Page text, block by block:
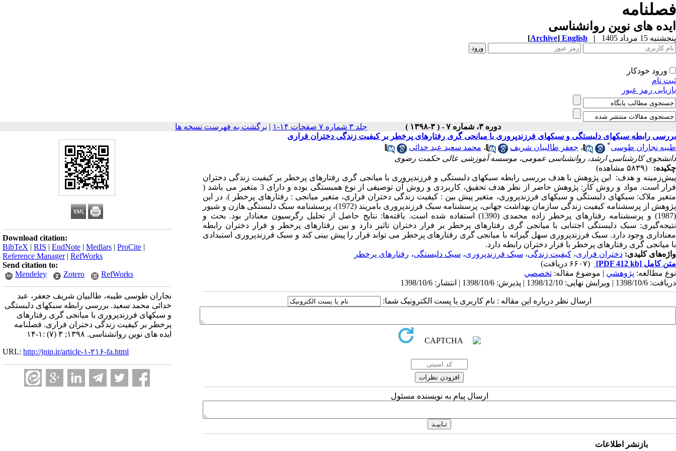
فصلنامه
ایده های نوین روانشناسی
پنجشنبه 15 مرداد 1405 |
English
[Archive]
ورود خودکار
ثبت نام
بازیابی رمز عبور
دوره ۳، شماره ۷ - ( ۳-۱۳۹۸ ) جلد ۳ شماره ۷ صفحات ۱۴-۱ | برگشت به فهرست نسخه ها
Download citation:
BibTeX | RIS | EndNote | Medlars | ProCite |
Reference Manager| RefWorks
Send citation to:
Mendeley
Zotero RefWorks
نجاران طوسی طیبه، طالبیان شریف جعفر، عبد
خدائی محمد سعید. بررسی رابطه سبکهای دلبستگی
و سبکهای فرزندپروری با میانجی گری رفتارهای
پرخطر بر کیفیت زندگی دختران فراری. فصلنامه
ایده های نوین روانشناسی. ۱۳۹۸; ۳ (۷) :۱-۱۴
URL: http://jnip.ir/article-۱-۲۱۶-fa.html
بررسی رابطه سبکهای دلبستگی و سبکهای فرزندپروری با میانجی گری رفتارهای پرخطر بر کیفیت زندگی دختران فراری
طیبه نجاران طوسی* ، جعفر طالبیان شریف ، محمد سعید عبد خدائی
دانشجوی کارشناسی ارشد، روانشناسی عمومی، موسسه آموزشی عالی حکمت رضوی
چکیده:
(۵۸۳۹ مشاهده)
پیش‌زمینه و هدف: این پژوهش با هدف بررسی رابطه سبکهای دلبستگی و فرزندپروری با میانجی گری رفتارهای پرخطر بر کیفیت زندگی دختران
فرار است.
مواد و روش‌ کار: پژوهش حاضر از نظر هدف تحقیق، کاربردی و روش آن توصیفی از نوع همبستگی بوده و دارای 3 متغیر می باشد (
متغیر ملاک: سبکهای دلبستگی و سبکهای فرزندپروری، متغیر پیش بین : کیفیت زندگی دختران فراری، متغیر میانجی : رفتارهای پرخطر ). در این
پژوهش از پرسشنامه کیفیت زندگی سازمان بهداشت جهانی، پرسشنامه سبک فرزندپروری بامریند (1972)، پرسشنامه سبک دلبستگی هازن و شیور
(1987) و پرسشنامه رفتارهای پرخطر زاده محمدی (1390) استفاده شده است.
یافته‌ها: نتایج حاصل از تحلیل رگرسیون معنادار بود. بحث و
نتیجه‌گیری: سبک دلبستگی اجتنابی با میانجی گری رفتارهای پرخطر بر فرار دختران تاثیر دارد و بین رفتارهای پرخطر و فرار دختران رابطه
معناداری وجود دارد. سبک فرزندپروری سهل گیرانه با میانجی گری رفتارهای پرخطر می تواند فرار را پیش بینی کند و سبک فرزندپروری استبدادی
با میانجی گری رفتارهای پرخطر با فرار دختران رابطه دارد.
واژه‌های کلیدی: دختران فراری، کیفیت زندگی، سبک فرزندپروری، سبک دلبستگی، رفتارهای پرخطر
متن کامل [PDF 412 kb]
(۶۶۰۷ دریافت)
نوع مطالعه: پژوهشي | موضوع مقاله: تخصصي
دریافت: 1398/10/6 | ویرایش نهایی: 1398/12/10 | پذیرش: 1398/10/6 | انتشار: 1398/10/6
ارسال نظر درباره این مقاله : نام کاربری یا پست الکترونیک شما:
ارسال پیام به نویسنده مسئول
بازنشر اطلاعات